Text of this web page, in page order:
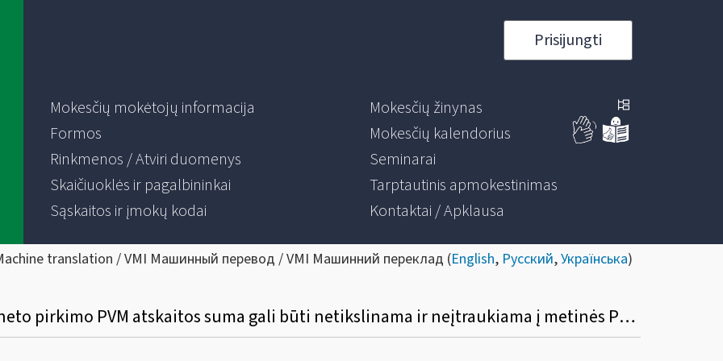
Prisijungti
Mokesčių mokėtojų informacija
Formos
Rinkmenos / Atviri duomenys
Skaičiuoklės ir pagalbininkai
Sąskaitos ir įmokų kodai
Mokesčių žinynas
Mokesčių kalendorius
Seminarai
Tarptautinis apmokestinimas
Kontaktai / Apklausa
translation / VMI Машинный перевод / VMI Машинний переклад (English, Русский,Українська)
Kada ilgalaikio materialiojo turto vieneto pirkimo PVM atskaitos suma gali būti netikslinama ir neįtraukiama į metinės PVM deklaracijos priedą (FR0516A)?